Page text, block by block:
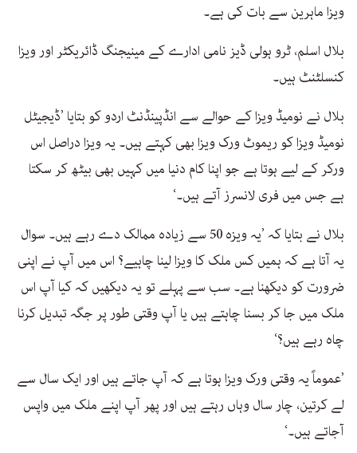
ویزا ماہرین سے بات کی ہے۔
بلال اسلم، ٹرو ہولی ڈیز نامی ادارے کے مینیجنگ ڈائریکٹر اور ویزا
کنسلٹنٹ ہیں۔
بلال نے نومیڈ ویزا کے حوالے سے انڈپینڈنٹ اردو کو بتایا ’ڈیجیٹل
نومیڈ ویزا کو ریموٹ ورک ویزا بھی کہتے ہیں۔ یہ ویزا دراصل اس
ورکر کے لیے ہوتا ہے جو اپنا کام دنیا میں کہیں بھی بیٹھ کر سکتا
ہے جس میں فری لانسرز آتے ہیں۔‘
بلال نے بتایا کہ ’یہ ویزہ 50 سے زیادہ ممالک دے رہے ہیں۔ سوال
یہ آتا ہے کہ ہمیں کس ملک کا ویزا لینا چاہیے؟ اس میں آپ نے اپنی
ضرورت کو دیکھنا ہے۔ سب سے پہلے تو یہ دیکھیں کہ کیا آپ اس
ملک میں جا کر بسنا چاہتے ہیں یا آپ وقتی طور پر جگہ تبدیل کرنا
چاہ رہے ہیں؟‘
’عموماً یہ وقتی ورک ویزا ہوتا ہے کہ آپ جاتے ہیں اور ایک سال سے
لے کرتین، چار سال وہاں رہتے ہیں اور پھر آپ اپنے ملک میں واپس
آجاتے ہیں۔‘